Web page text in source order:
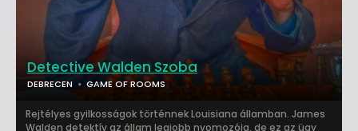
Detective Walden Szoba
DEBRECEN GAME OF ROOMS
Rejtélyes gyilkosságok történnek Louisiana államban. James
Walden detektív az állam legjobb nyomozója, de ez az ügy